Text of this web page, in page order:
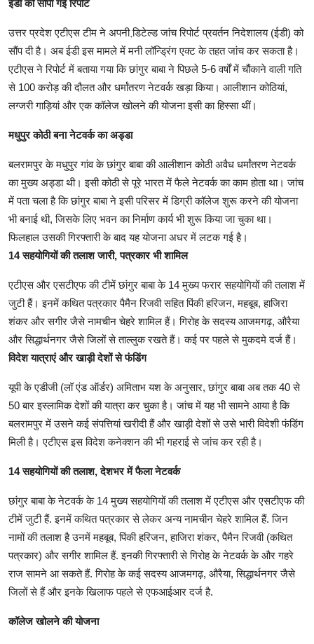
ईडी को सौंपी गई रिपोर्ट
उत्तर प्रदेश एटीएस टीम ने अपनी डि़टेल्ड जांच रिपोर्ट प्रवर्तन निदेशालय (ईडी) को
सौंप दी है। अब ईडी इस मामले में मनी लॉन्ड्रिंग एक्ट के तहत जांच कर सकता है।
एटीएस ने रिपोर्ट में बताया गया कि छांगुर बाबा ने पिछले 5-6 वर्षों में चौंकाने वाली गति
से 100 करोड़ की दौलत और धर्मांतरण नेटवर्क खड़ा किया। आलीशान कोठियां,
लग्जरी गाड़ियां और एक कॉलेज खोलने की योजना इसी का हिस्सा थीं।
मधुपुर कोठी बना नेटवर्क का अड्डा
बलरामपुर के मधुपुर गांव के छांगुर बाबा की आलीशान कोठी अवैध धर्मांतरण नेटवर्क
का मुख्य अड्डा थी। इसी कोठी से पूरे भारत में फैले नेटवर्क का काम होता था। जांच
में पता चला है कि छांगुर बाबा ने इसी परिसर में डिग्री कॉलेज शुरू करने की योजना
भी बनाई थी, जिसके लिए भवन का निर्माण कार्य भी शुरू किया जा चुका था।
फिलहाल उसकी गिरफ्तारी के बाद यह योजना अधर में लटक गई है।
14 सहयोगियों की तलाश जारी, पत्रकार भी शामिल
एटीएस और एसटीएफ की टीमें छांगुर बाबा के 14 मुख्य फरार सहयोगियों की तलाश में
जुटी हैं। इनमें कथित पत्रकार पैमैन रिजवी सहित पिंकी हरिजन, महबूब, हाजिरा
शंकर और सगीर जैसे नामचीन चेहरे शामिल हैं। गिरोह के सदस्य आजमगढ़, औरैया
और सिद्धार्थनगर जैसे जिलों से ताल्लुक रखते हैं। कई पर पहले से मुकदमे दर्ज हैं।
विदेश यात्राएं और खाड़ी देशों से फंडिंग
यूपी के एडीजी (लॉ एंड ऑर्डर) अमिताभ यश के अनुसार, छांगुर बाबा अब तक 40 से
50 बार इस्लामिक देशों की यात्रा कर चुका है। जांच में यह भी सामने आया है कि
बलरामपुर में उसने कई संपत्तियां खरीदी हैं और खाड़ी देशों से उसे भारी विदेशी फंडिंग
मिली है। एटीएस इस विदेश कनेक्शन की भी गहराई से जांच कर रही है।
14 सहयोगियों की तलाश, देशभर में फैला नेटवर्क
छांगुर बाबा के नेटवर्क के 14 मुख्य सहयोगियों की तलाश में एटीएस और एसटीएफ की
टीमें जुटी हैं. इनमें कथित पत्रकार से लेकर अन्य नामचीन चेहरे शामिल हैं. जिन
नामों की तलाश है उनमें महबूब, पिंकी हरिजन, हाजिरा शंकर, पैमैन रिजवी (कथित
पत्रकार) और सगीर शामिल हैं. इनकी गिरफ्तारी से गिरोह के नेटवर्क के और गहरे
राज सामने आ सकते हैं. गिरोह के कई सदस्य आजमगढ़, औरैया, सिद्धार्थनगर जैसे
जिलों से हैं और इनके खिलाफ पहले से एफआईआर दर्ज है.
कॉलेज खोलने की योजना